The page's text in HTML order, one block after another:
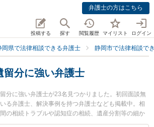
弁護士の方はこちら
投稿する 探す 閲覧履歴 マイリスト ログイン
岡県で法律相談できる弁護士 静岡市で法律相談で
留分に強い弁護士
分に強い弁護士が23名見つかりました。初回面談無
る弁護士、解決事例を持つ弁護士なども掲載中。相
の相続トラブルや認知症の相続、遺産分割等の細か
でき便利です。特に静岡法律事務所の小川 寛大弁護